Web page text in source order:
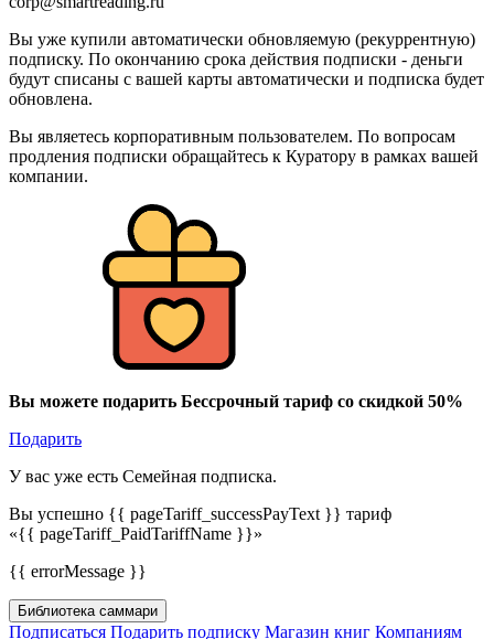
Вы уже купили автоматически обновляемую (рекуррентную)
подписку. По окончанию срока действия подписки - деньги
будут списаны с вашей карты автоматически и подписка будет
обновлена.
Вы являетесь корпоративным пользователем. По вопросам
продления подписки обращайтесь к Куратору в рамках вашей
компании.
Вы можете подарить Бессрочный тариф со скидкой 50%
Подарить
У вас уже есть Семейная подписка.
Вы успешно {{ pageTariff_successPayText }} тариф
«{{ pageTariff_PaidTariffName }}»
{{ errorMessage }}
Библиотека саммари
Подписаться Подарить подписку Магазин книг Компаниям